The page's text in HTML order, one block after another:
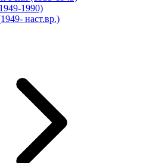
1990)
наст.вр.)